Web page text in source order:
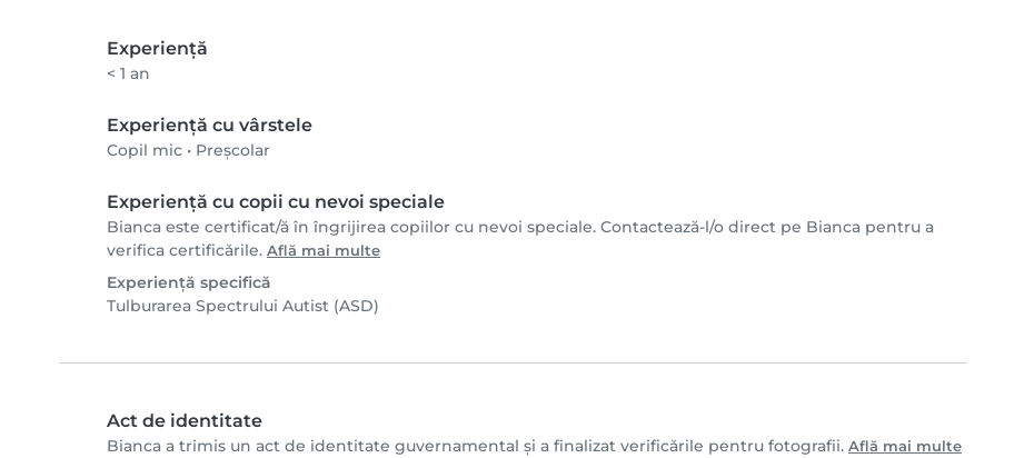
Experienţă
< 1 an
Experiență cu vârstele
Copil mic • Preșcolar
Experiență cu copii cu nevoi speciale
Bianca este certificat/ă în îngrijirea copiilor cu nevoi speciale. Contactează-l/o direct pe Bianca pentru a
verifica certificările. Află mai multe
Experiență specifică
Tulburarea Spectrului Autist (ASD)
Act de identitate
Bianca a trimis un act de identitate guvernamental și a finalizat verificările pentru fotografii. Află mai multe